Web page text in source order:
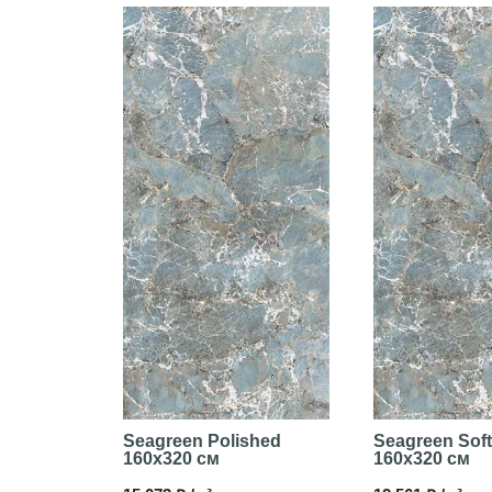
Seagreen Polished
160x320 см
Seagreen
160x320 см